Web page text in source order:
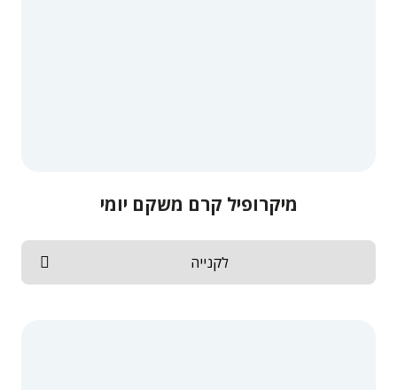
מיקרופיל קרם משקם יומי
לקנייה